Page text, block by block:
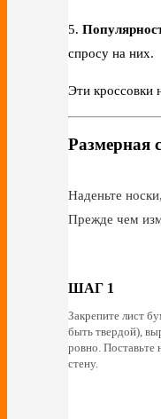
5.
спросу на них.
Эти кроссовки
Размерная
Наденьте
Прежде чем
ШАГ 1
Закрепите лист
быть твердой),
ровно. Поставьте
стену.